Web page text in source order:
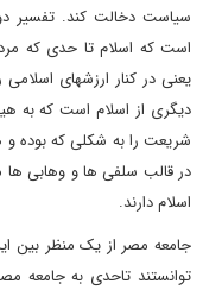
سیاست دخالت کند. تفسیر
است که اسلام تا حدی که
یعنی در کنار ارزشهای
دیگری از اسلام است که به
شریعت را به شکلی که بوده و
در قالب سلفی ها و وهابی ها
اسلام دارند.
جامعه مصر از یک منظر
توانستند تاحدی به جامعه